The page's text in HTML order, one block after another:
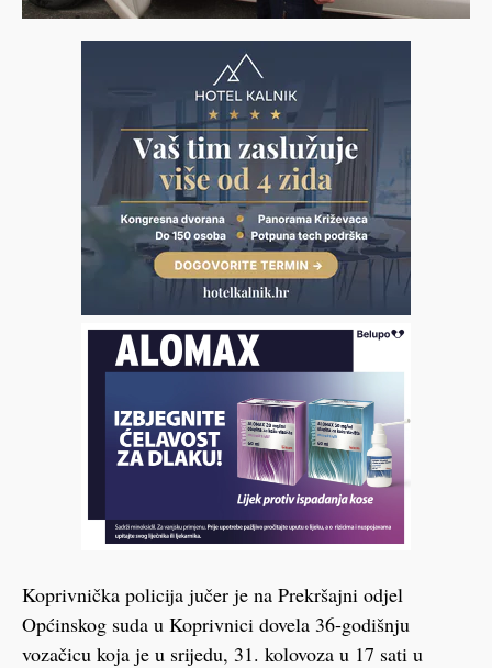
Koprivnička policija jučer je na Prekršajni odjel
Općinskog suda u Koprivnici dovela 36-godišnju
vozačicu koja je u srijedu, 31. kolovoza u 17 sati u